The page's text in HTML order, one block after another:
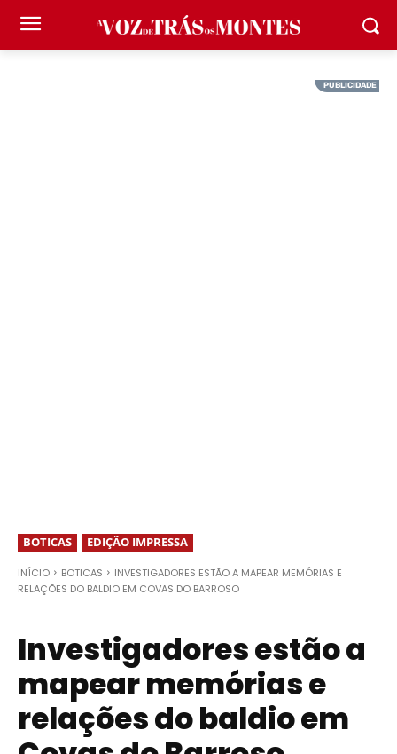
BOTICAS EDIÇÃO IMPRESSA
INÍCIO BOTICAS
INVESTIGADORES ESTÃO A MAPEAR MEMÓRIAS E
RELAÇÕES DO BALDIO EM COVAS DO BARROSO
Investigadores estão a
mapear memórias e
relações do baldio em